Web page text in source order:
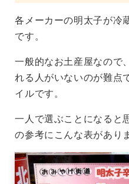
各メーカーの明太子が冷
です。
一般的なお土産屋なので
れる人がいないのが難点
イルです。
一人で選ぶことになると
の参考にこんな表があり